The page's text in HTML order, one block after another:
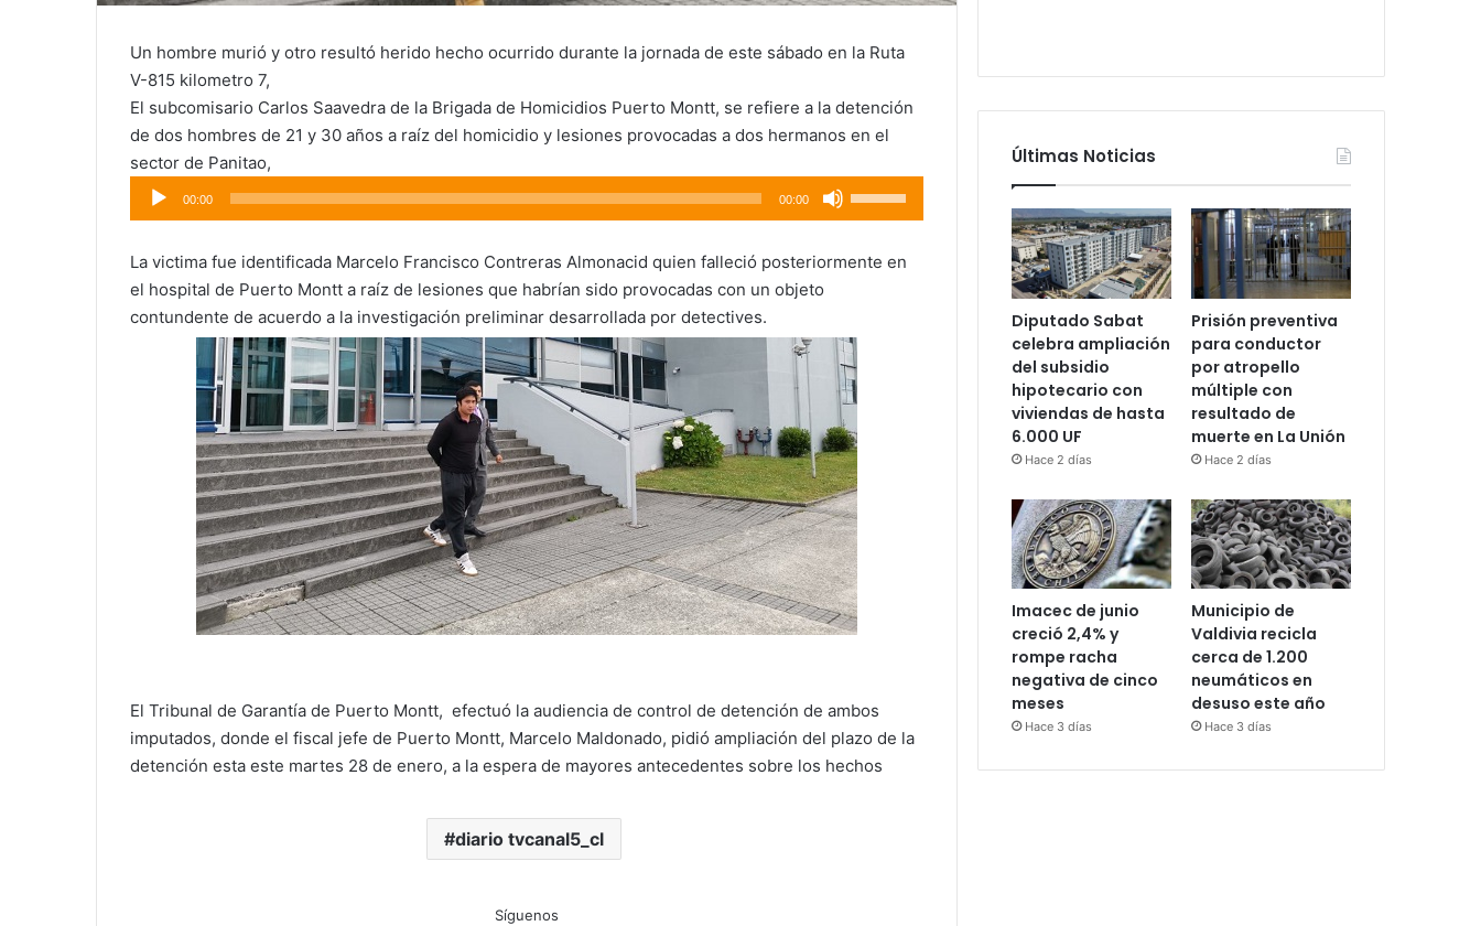
Un hombre murió y otro resultó herido hecho ocurrido durante la jornada de este sábado en la Ruta
V-815 kilometro 7,
El subcomisario Carlos Saavedra de la Brigada de Homicidios Puerto Montt, se refiere a la detención
de dos hombres de 21 y 30 años a raíz del homicidio y lesiones provocadas a dos hermanos en el
sector de Panitao,
Reproductor
de
00:00 00:00
las
de
para
aumentar
o
disminuir
el
volumen.
La victima fue identificada Marcelo Francisco Contreras Almonacid quien falleció posteriormente en
el hospital de Puerto Montt a raíz de lesiones que habrían sido provocadas con un objeto
contundente de acuerdo a la investigación preliminar desarrollada por detectives.
El Tribunal de Garantía de Puerto Montt, efectuó la audiencia de control de detención de ambos
imputados, donde el fiscal jefe de Puerto Montt, Marcelo Maldonado, pidió ampliación del plazo de la
detención esta este martes 28 de enero, a la espera de mayores antecedentes sobre los hechos
diario tvcanal5_cl
Síguenos
Últimas Noticias
Diputado Sabat
celebra ampliación
del subsidio
hipotecario con
viviendas de hasta
6.000 UF
Hace 2 días
Prisión preventiva
para conductor
por atropello
múltiple con
resultado de
muerte en La Unión
Hace 2 días
Imacec de junio
creció 2,4% y
rompe racha
negativa de cinco
meses
Hace 3 días
Municipio de
Valdivia recicla
cerca de 1.200
neumáticos en
desuso este año
Hace 3 días